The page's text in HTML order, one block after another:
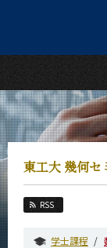
東工大 幾何セ
RSS
学士課程
日本
トップページ
Top Page
数学系につい
About Us
教育
Education